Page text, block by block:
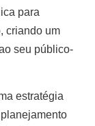
para
criando um
seu público-
estratégia